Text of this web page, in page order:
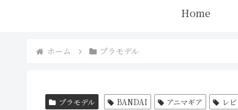
Home
ホーム プラモデル
プラモデル BANDAI アニマギア レ